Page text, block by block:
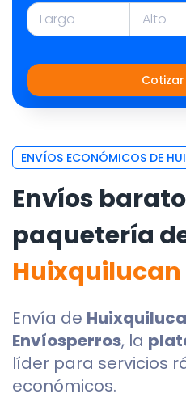
ENVÍOS ECONÓMICOS DE
Envíos
paquetería
Huixquilucan
Envía de
Envíosperros, la
líder para servicios
económicos.